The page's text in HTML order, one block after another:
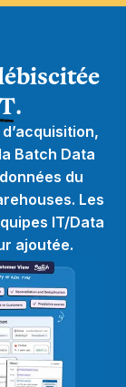
.
Batch Data
du
Les
IT/Data
ajoutée.